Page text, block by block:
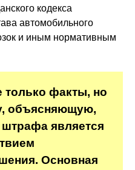
кодекса
автомобильного
и иным нормативным
только факты, но
объясняющую,
является
Основная